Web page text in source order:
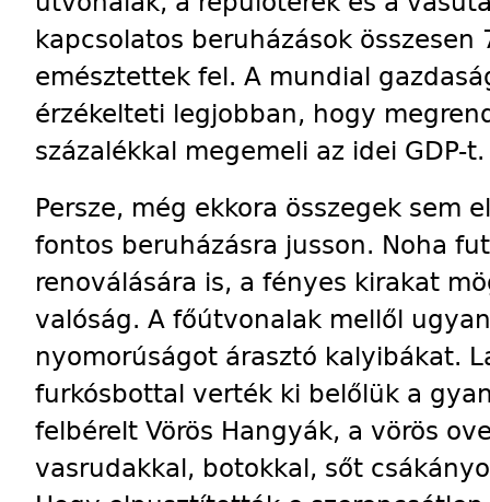
kapcsolatos beruházások
emésztettek fel. A mundial
érzékelteti legjobban, hogy
százalékkal megemeli az idei GDP-t.
Persze, még ekkora összegek sem
fontos beruházásra jusson. Noha
renoválására is, a fényes kirakat
valóság. A főútvonalak mellől
nyomorúságot árasztó kalyibákat.
furkósbottal verték ki belőlük a
felbérelt Vörös Hangyák, a vörös
vasrudakkal, botokkal, sőt